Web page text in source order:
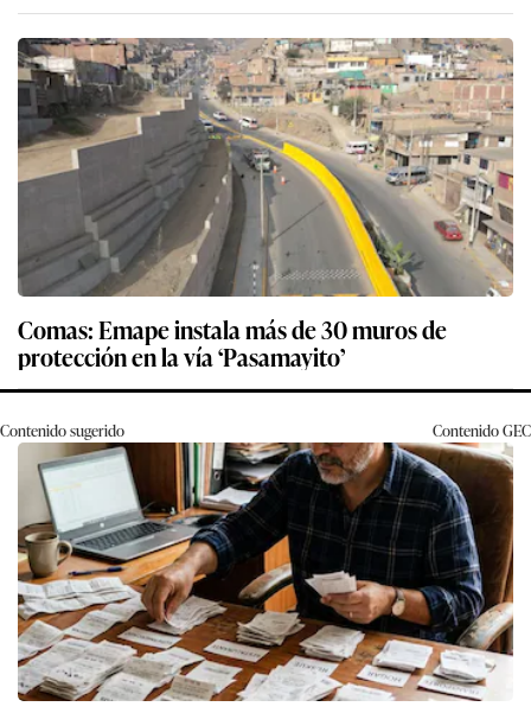
Comas: Emape instala más de 30 muros de
protección en la vía ‘Pasamayito’
Contenido sugerido ContenidoGEC